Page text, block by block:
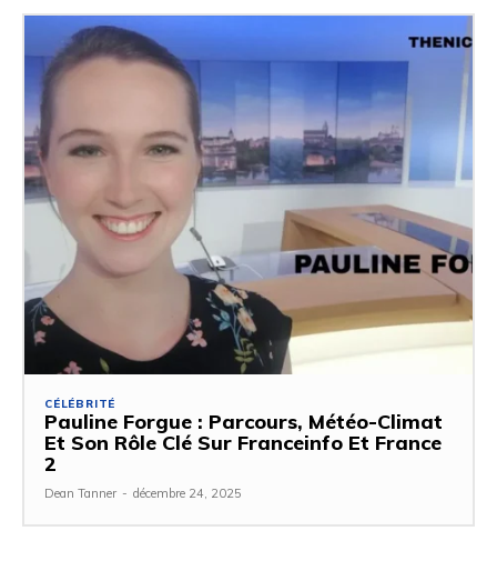
CÉLÉBRITÉ
Pauline Forgue : Parcours, Météo-Climat
Et Son Rôle Clé Sur Franceinfo Et France
2
Dean Tanner - décembre 24, 2025